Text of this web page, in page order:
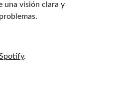
una visión clara y
.